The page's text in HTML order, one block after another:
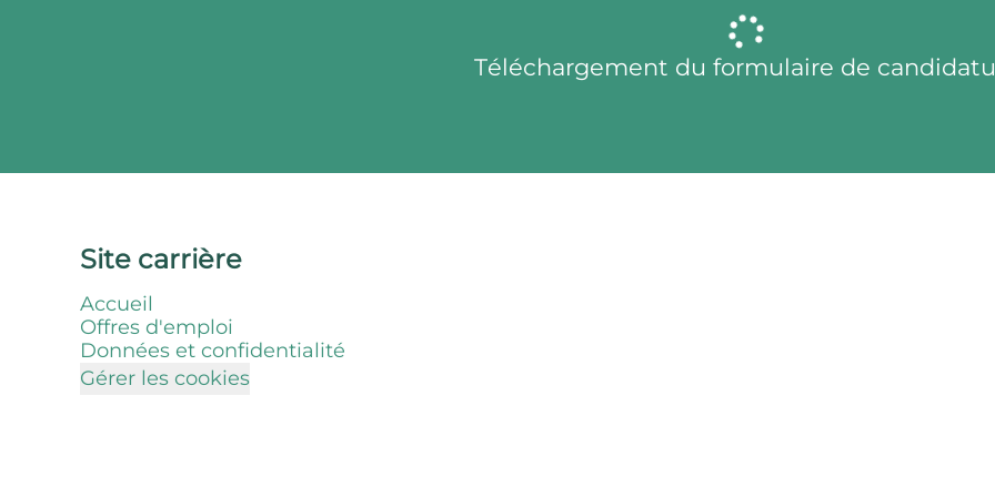
Téléchargement du formulaire de
Site carrière
Accueil
Offres d'emploi
Données et confidentialité
Gérer les cookies